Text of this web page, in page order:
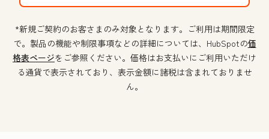
*新規ご契約のお客さまのみ対象となります。ご利用は期間限定
で。製品の機能や制限事項などの詳細については、HubSpotの価
格表ページをご参照ください。価格はお支払いにご利用いただけ
る通貨で表示されており、表示金額に諸税は含まれておりませ
ん。